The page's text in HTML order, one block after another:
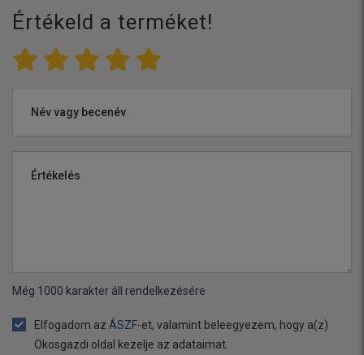
Értékeld a terméket!
Név vagy becenév
Értékelés
Még 1000 karakter áll rendelkezésére
Elfogadom az ÁSZF-et, valamint beleegyezem, hogy a(z)
Okosgazdi oldal kezelje az adataimat.